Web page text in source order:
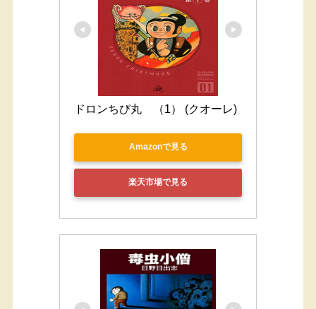
ドロンちび丸　（1） (クオーレ)
Amazonで見る
楽天市場で見る